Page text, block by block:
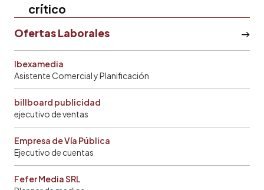
crítico
Ofertas Laborales
Ibexamedia
Asistente Comercial y Planificación
billboard publicidad
ejecutivo de ventas
Empresa de Vía Pública
Ejecutivo de cuentas
Fefer Media SRL